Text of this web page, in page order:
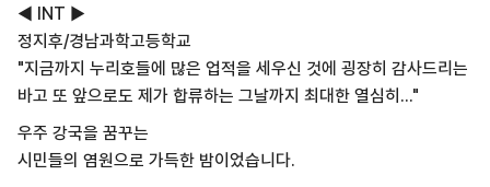
◀ INT ▶
정지후/경남과학고등학교
"지금까지 누리호들에 많은 업적을 세우신 것에 굉장히 감사드리는
바고 또 앞으로도 제가 합류하는 그날까지 최대한 열심히..."
우주 강국을 꿈꾸는
시민들의 염원으로 가득한 밤이었습니다.